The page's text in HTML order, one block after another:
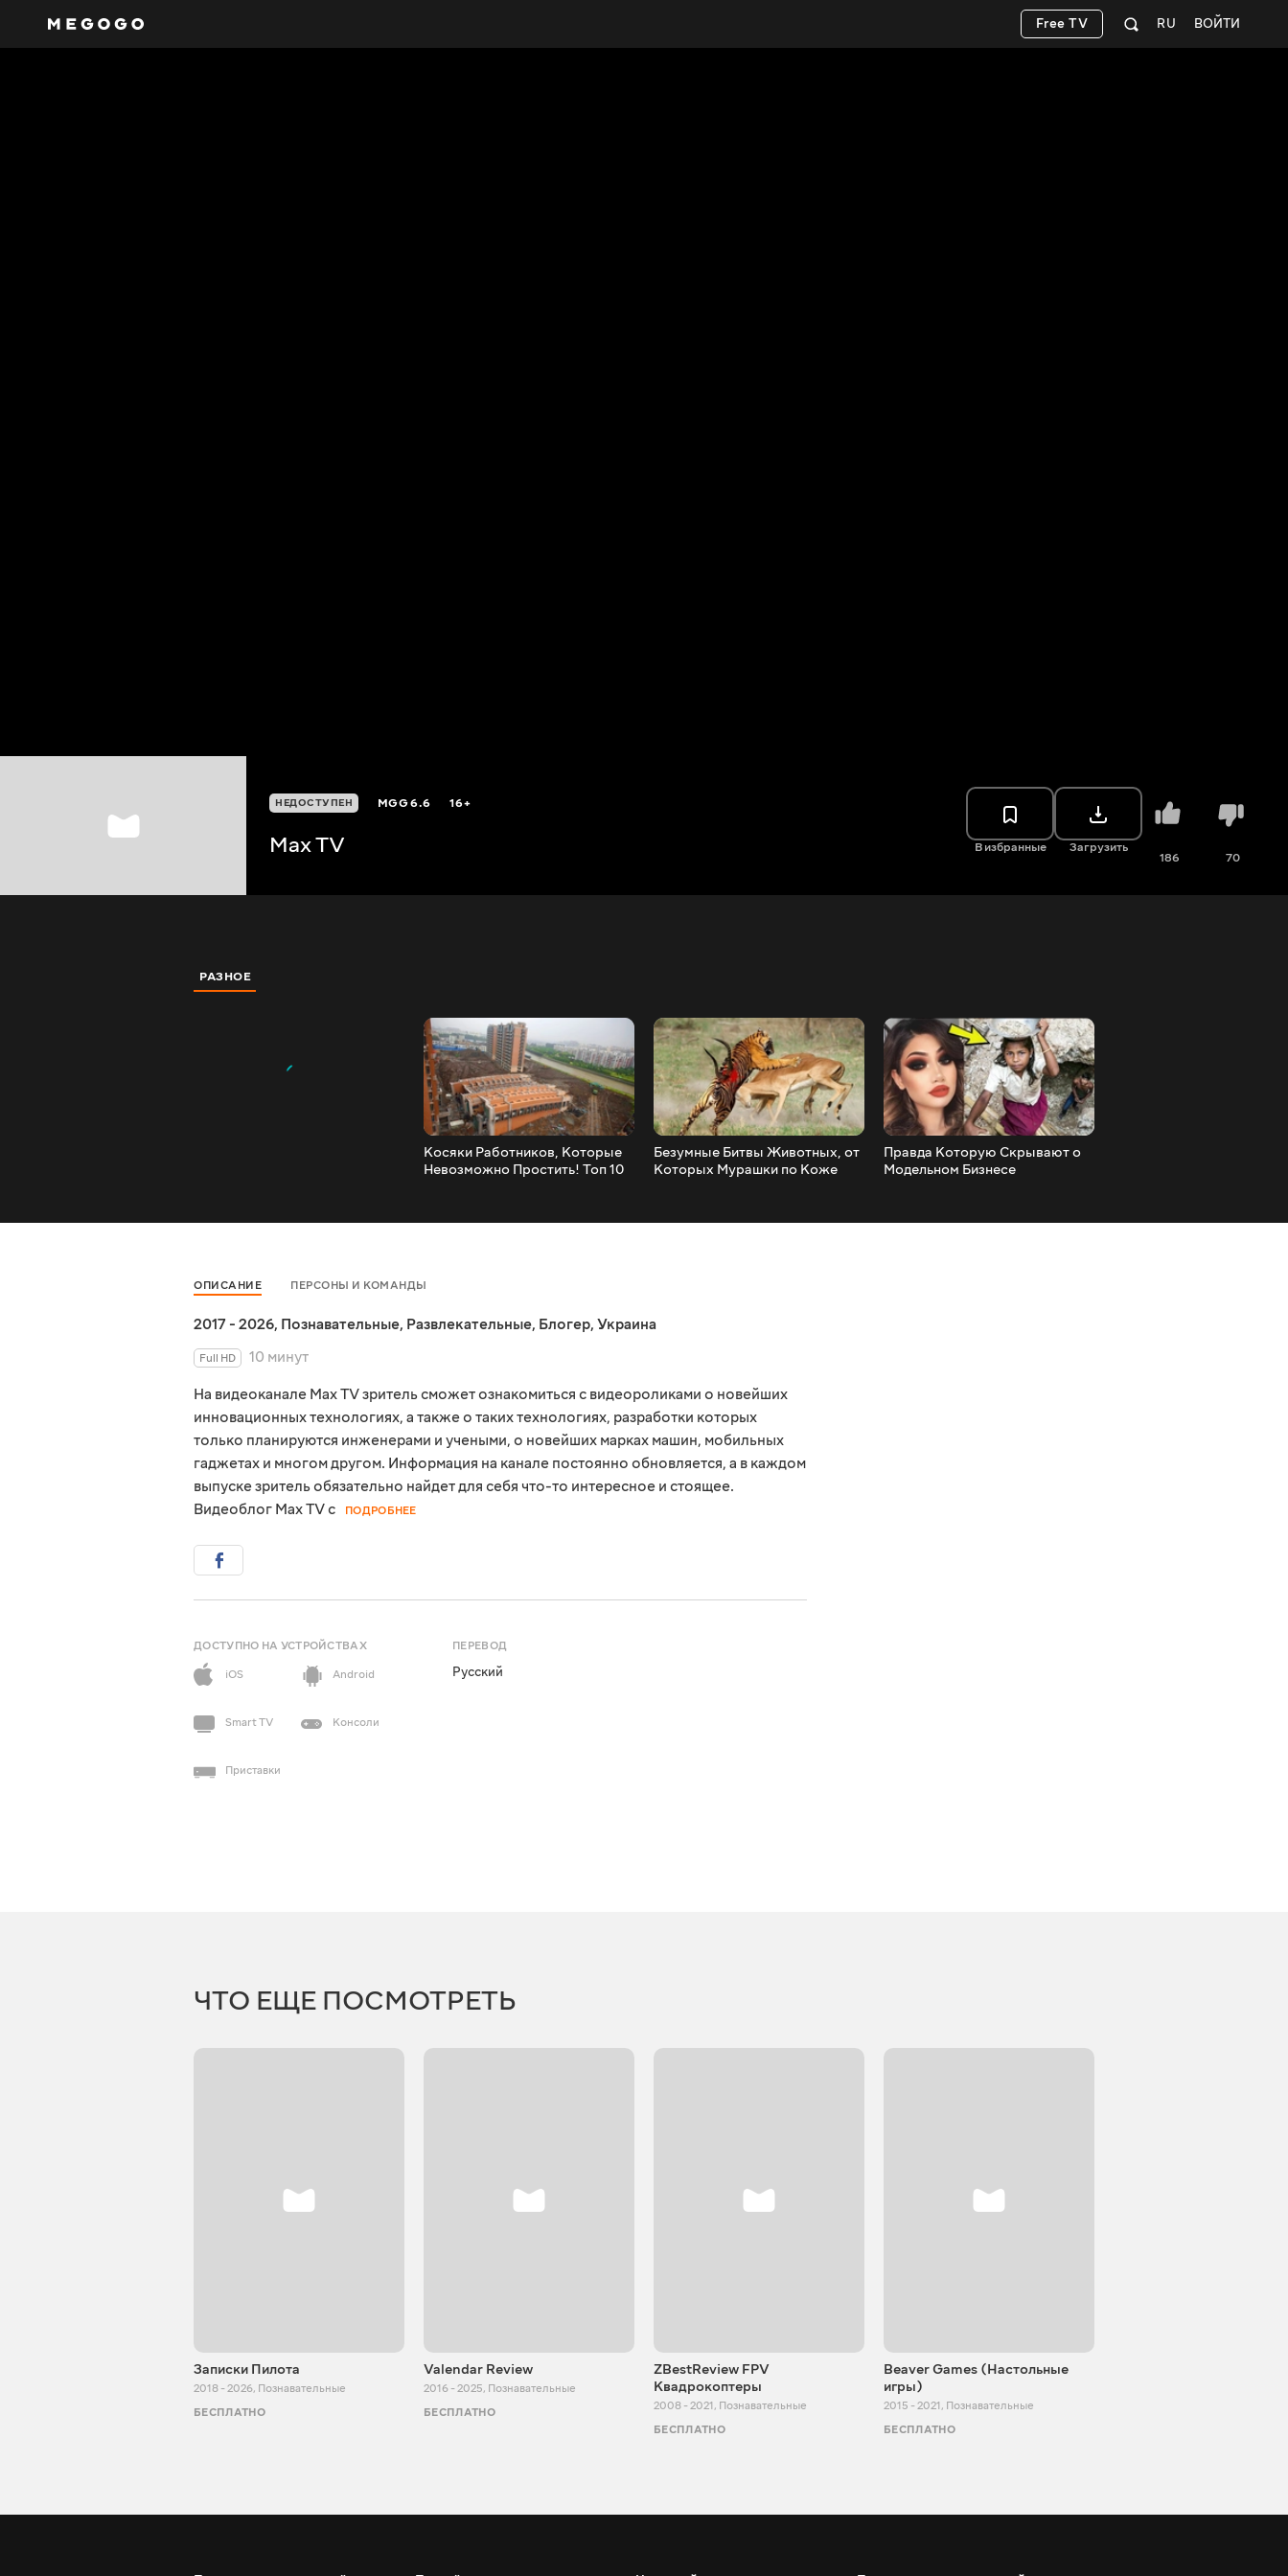
ВОЙТИ
RU
Free TV
НЕДОСТУПЕН MGG6.6 16+
Max TV В избранные Загрузить
186 70
РАЗНОЕ
Косяки Работников, Которые
Невозможно Простить! Топ 10
Безумные Битвы Животных, от
Которых Мурашки по Коже
Правда Которую Скрывают о
Модельном Бизнесе
ОПИСАНИЕ ПЕРСОНЫ И КОМАНДЫ
2017 - 2026, Познавательные, Развлекательные, Блогер, Украина
Full HD
10 минут
На видеоканале Max TV зритель сможет ознакомиться с видеороликами о новейших
инновационных технологиях, а также о таких технологиях, разработки которых
только планируются инженерами и учеными, о новейших марках машин, мобильных
гаджетах и многом другом. Информация на канале постоянно обновляется, а в каждом
выпуске зритель обязательно найдет для себя что-то интересное и стоящее.
Видеоблог Max TV с
ПОДРОБНЕЕ
ДОСТУПНО НА УСТРОЙСТВАХ
iOS
Android
Smart TV Консоли
Приставки
ПЕРЕВОД
Русский
ЧТО ЕЩЕ ПОСМОТРЕТЬ
Записки Пилота
2018 - 2026, Познавательные
БЕСПЛАТНО
Valendar Review
2016 - 2025, Познавательные
БЕСПЛАТНО
ZBestReview FPV
Квадрокоптеры
2008 - 2021, Познавательные
БЕСПЛАТНО
Beaver Games (Настольные
игры)
2015 - 2021, Познавательные
БЕСПЛАТНО